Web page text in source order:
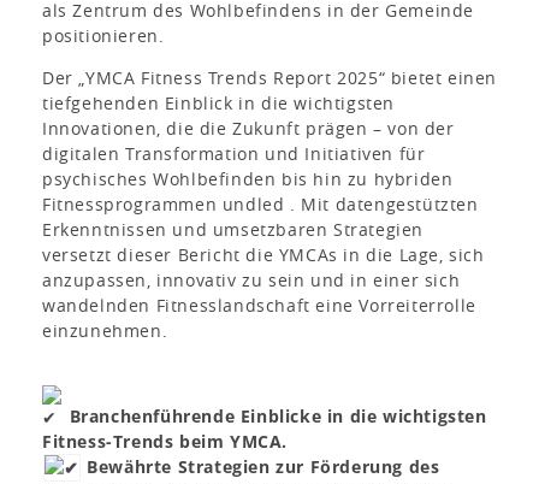
als Zentrum des Wohlbefindens in der Gemeinde
positionieren.
Der „YMCA Fitness Trends Report 2025“ bietet einen
tiefgehenden Einblick in die wichtigsten
Innovationen, die die Zukunft prägen – von der
digitalen Transformation und Initiativen für
psychisches Wohlbefinden bis hin zu hybriden
Fitnessprogrammen undled . Mit datengestützten
Erkenntnissen und umsetzbaren Strategien
versetzt dieser Bericht die YMCAs in die Lage, sich
anzupassen, innovativ zu sein und in einer sich
wandelnden Fitnesslandschaft eine Vorreiterrolle
einzunehmen.
Branchenführende Einblicke in die wichtigsten
Fitness-Trends beim YMCA.
Bewährte Strategien zur Förderung des